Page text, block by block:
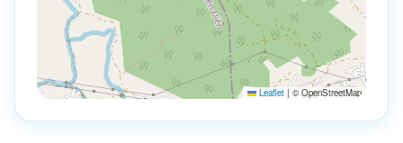
Leaflet | © OpenStreetMap